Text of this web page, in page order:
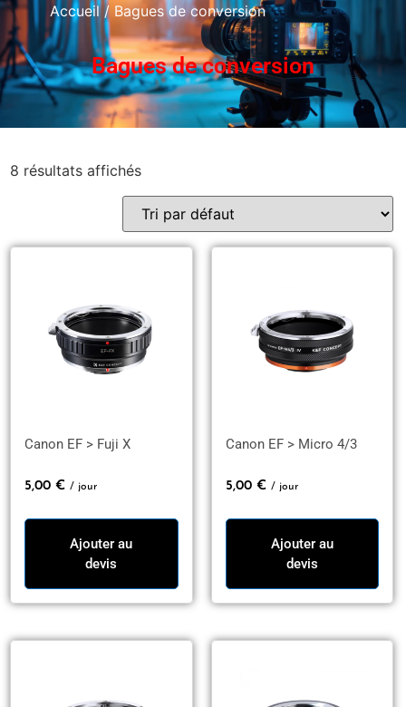
Accueil/ Bagues de conversion
Bagues de conversion
8 résultats affichés
Canon EF > Fuji X
5,00 € / jour
Ajouter au
devis
Canon EF > Micro 4/3
5,00 € / jour
Ajouter au
devis